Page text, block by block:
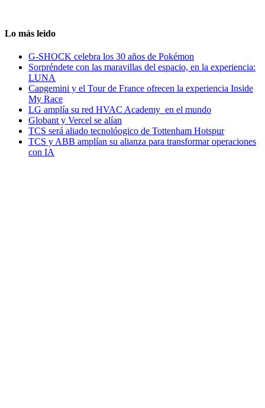
Lo más leido
G-SHOCK celebra los 30 años de Pokémon
Sorpréndete con las maravillas del espacio, en la experiencia:
LUNA
Capgemini y el Tour de France ofrecen la experiencia Inside
My Race
LG amplía su red HVAC Academy en el mundo
Globant y Vercel se alían
TCS será aliado tecnolóogico de Tottenham Hotspur
TCS y ABB amplían su alianza para transformar operaciones
con IA